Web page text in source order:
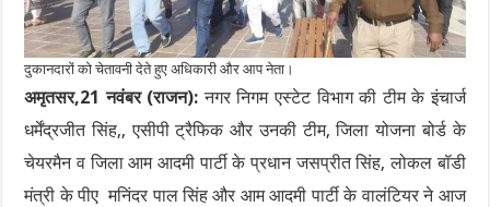
दुकानदारों को चेतावनी देते हुए अधिकारी और आप नेता।
अमृतसर,21 नवंबर (राजन): नगर निगम एस्टेट विभाग की टीम के इंचार्ज
धर्मेंद्रजीत सिंह,, एसीपी ट्रैफिक और उनकी टीम, जिला योजना बोर्ड के
चेयरमैन व जिला आम आदमी पार्टी के प्रधान जसप्रीत सिंह, लोकल बॉडी
मंत्री के पीए मनिंदर पाल सिंह और आम आदमी पार्टी के वालंटियर ने आज